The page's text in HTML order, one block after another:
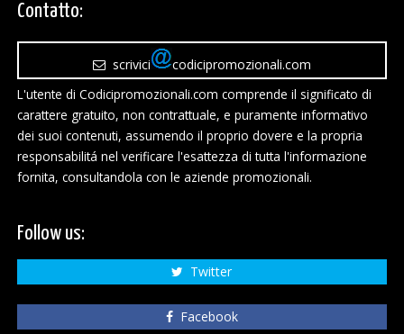
Contatto:
scrivici
codicipromozionali.com
L'utente di Codicipromozionali.com comprende il significato di
carattere gratuito, non contrattuale, e puramente informativo
dei suoi contenuti, assumendo il proprio dovere e la propria
responsabilitá nel verificare l'esattezza di tutta l'informazione
fornita, consultandola con le aziende promozionali.
Follow us:
Twitter
Facebook